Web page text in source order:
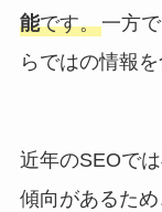
能です。一方
らではの情報
近年のSEOで
傾向があるため